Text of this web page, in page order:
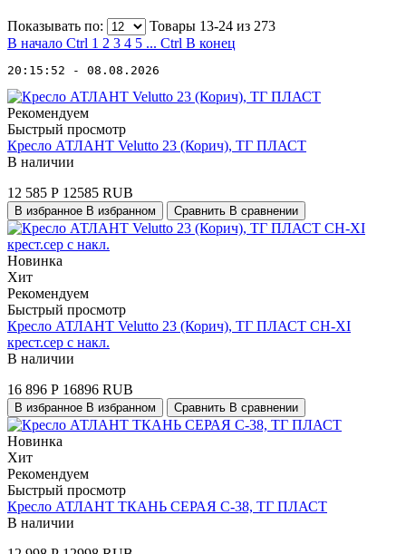
Показывать по: Товары 13-24 из 273
В начало Ctrl 1 2 3 4 5 ... Ctrl В конец
20:15:52 - 08.08.2026
Рекомендуем
Быстрый просмотр
Кресло АТЛАНТ Velutto 23 (Корич), ТГ ПЛАСТ
В наличии
12 585 Р 12585 RUB
В избранное В избранном Сравнить В сравнении
Новинка
Хит
Рекомендуем
Быстрый просмотр
Кресло АТЛАНТ Velutto 23 (Корич), ТГ ПЛАСТ СН-XI
крест.сер с накл.
В наличии
16 896 Р 16896 RUB
В избранное В избранном Сравнить В сравнении
Новинка
Хит
Рекомендуем
Быстрый просмотр
Кресло АТЛАНТ ТКАНЬ СЕРАЯ С-38, ТГ ПЛАСТ
В наличии